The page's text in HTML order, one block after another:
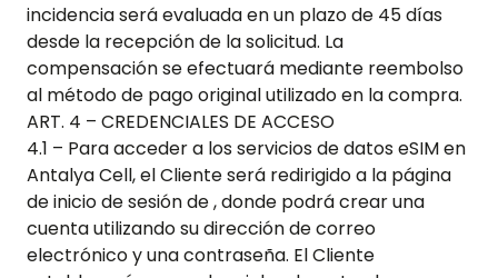
incidencia será evaluada en un plazo de 45 días
desde la recepción de la solicitud. La
compensación se efectuará mediante reembolso
al método de pago original utilizado en la compra.
ART. 4 – CREDENCIALES DE ACCESO
4.1 – Para acceder a los servicios de datos eSIM en
Antalya Cell, el Cliente será redirigido a la página
de inicio de sesión de , donde podrá crear una
cuenta utilizando su dirección de correo
electrónico y una contraseña. El Cliente